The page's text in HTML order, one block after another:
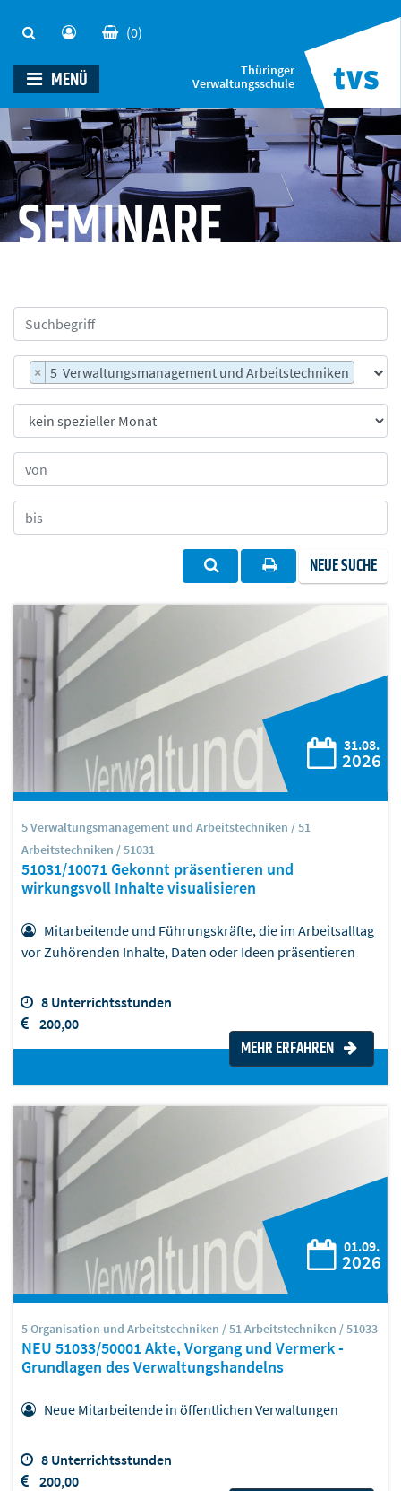
Thüringer
Verwaltungsschule
(0)
MENÜ
SEMINARE
× 5 Verwaltungsmanagement und Arbeitstechniken
NEUE SUCHE
31.08.
2026
5 Verwaltungsmanagement und Arbeitstechniken / 51
Arbeitstechniken / 51031
51031/10071 Gekonnt präsentieren und
wirkungsvoll Inhalte visualisieren
Mitarbeitende und Führungskräfte, die im Arbeitsalltag
vor Zuhörenden Inhalte, Daten oder Ideen präsentieren
8 Unterrichtsstunden
200,00
MEHR ERFAHREN
01.09.
2026
5 Organisation und Arbeitstechniken / 51 Arbeitstechniken / 51033
NEU 51033/50001 Akte, Vorgang und Vermerk -
Grundlagen des Verwaltungshandelns
Neue Mitarbeitende in öffentlichen Verwaltungen
8 Unterrichtsstunden
200,00